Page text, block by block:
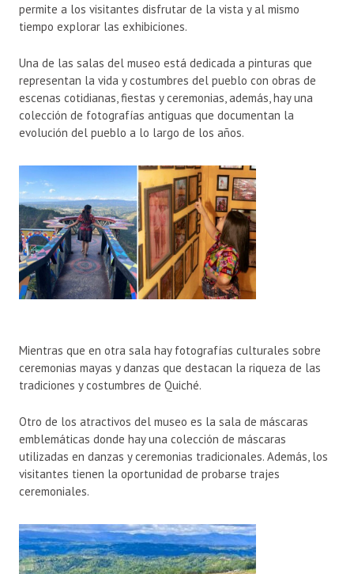
permite a los visitantes disfrutar de la vista y al mismo
tiempo explorar las exhibiciones.
Una de las salas del museo está dedicada a pinturas que
representan la vida y costumbres del pueblo con obras de
escenas cotidianas, fiestas y ceremonias, además, hay una
colección de fotografías antiguas que documentan la
evolución del pueblo a lo largo de los años.
Mientras que en otra sala hay fotografías culturales sobre
ceremonias mayas y danzas que destacan la riqueza de las
tradiciones y costumbres de Quiché.
Otro de los atractivos del museo es la sala de máscaras
emblemáticas donde hay una colección de máscaras
utilizadas en danzas y ceremonias tradicionales. Además, los
visitantes tienen la oportunidad de probarse trajes
ceremoniales.